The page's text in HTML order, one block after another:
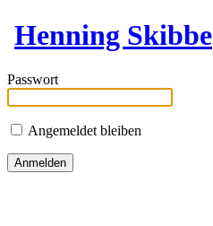
Henning Skibbe
Passwort
Angemeldet bleiben